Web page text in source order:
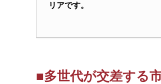
リアです。
■多世代が交差する